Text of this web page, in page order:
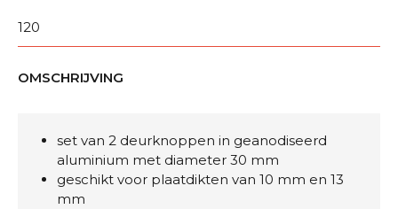
120
OMSCHRIJVING
set van 2 deurknoppen in geanodiseerd
aluminium met diameter 30 mm
geschikt voor plaatdikten van 10 mm en 13
mm